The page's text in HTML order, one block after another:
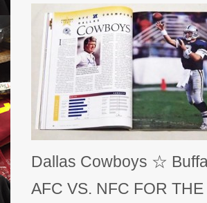
Dallas Cowboys ☆
AFC VS. NFC FOR